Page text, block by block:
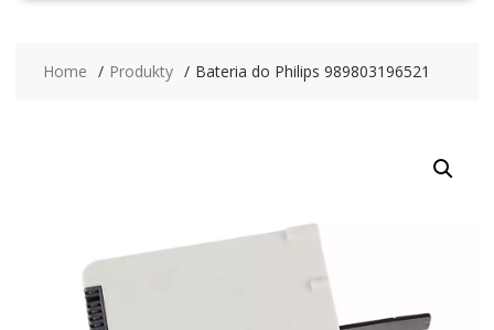
Home Produkty Bateria do Philips 989803196521